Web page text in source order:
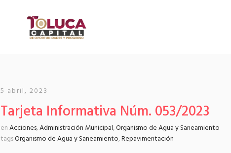
5 abril, 2023
Tarjeta Informativa Núm. 053/2023
enAcciones,Administración Municipal,Organismo de Agua y Saneamiento
tagsOrganismo de Agua y Saneamiento,Repavimentación